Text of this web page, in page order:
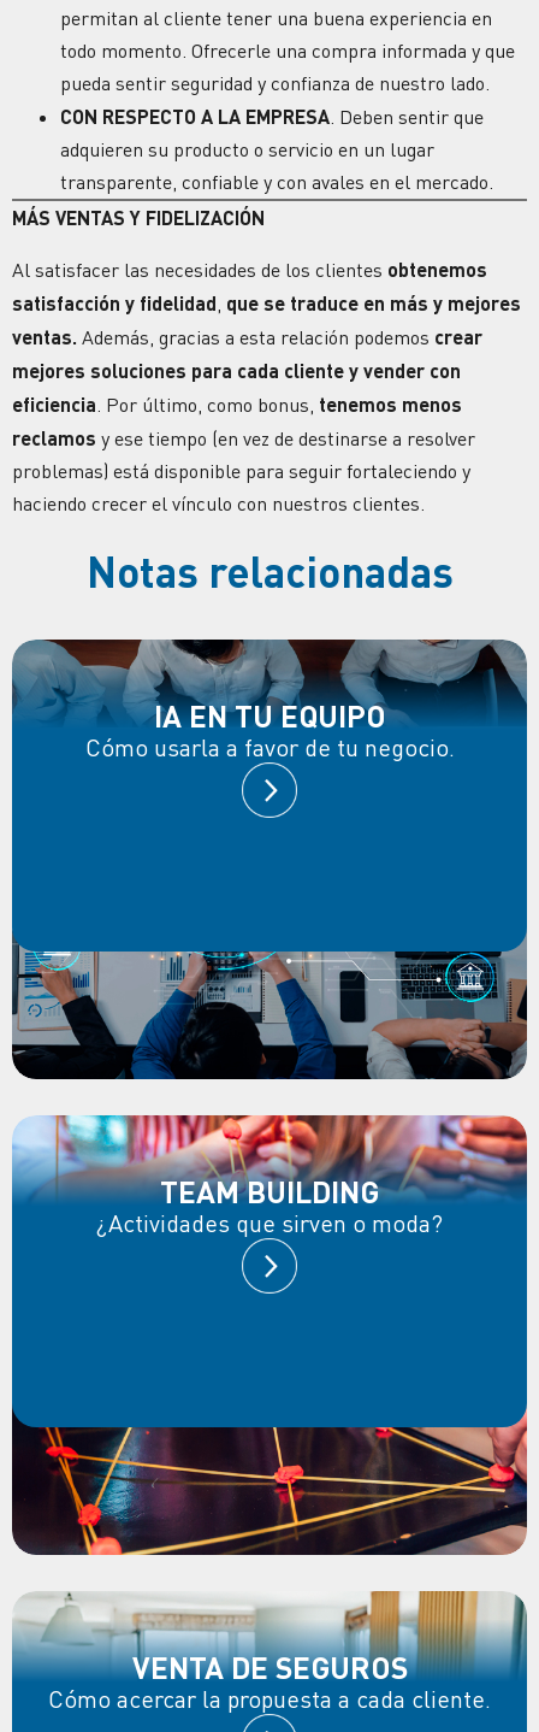
permitan al cliente tener una buena experiencia en
todo momento. Ofrecerle una compra informada y que
pueda sentir seguridad y confianza de nuestro lado.
CON RESPECTO A LA EMPRESA. Deben sentir que
adquieren su producto o servicio en un lugar
transparente, confiable y con avales en el mercado.
MÁS VENTAS Y FIDELIZACIÓN
Al satisfacer las necesidades de los clientes obtenemos
satisfacción y fidelidad que se traduce en más y mejores
ventas. Además, gracias a esta relación podemos crear
mejores soluciones para cada cliente y vender con
eficiencia . Por último, como bonus, tenemos menos
reclamos y ese tiempo (en vez de destinarse a resolver
problemas) está disponible para seguir fortaleciendo y
haciendo crecer el vínculo con nuestros clientes.
Notas relacionadas
IA EN TU EQUIPO
Cómo usarla a favor de tu negocio.
TEAM BUILDING
¿Actividades que sirven o moda?
VENTA DE SEGUROS
Cómo acercar la propuesta a cada cliente.